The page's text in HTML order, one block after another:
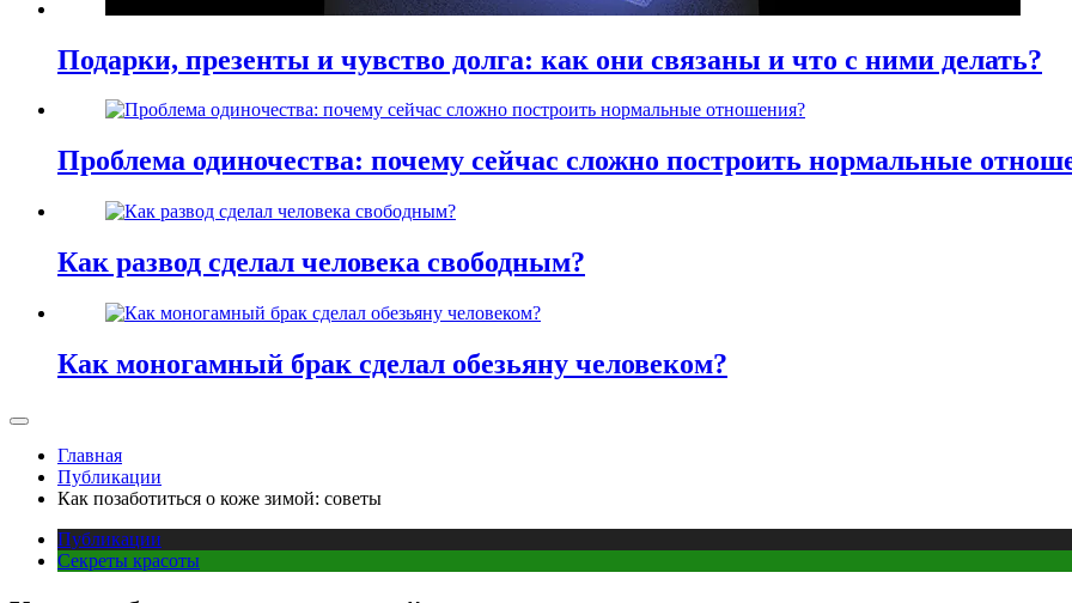
Подарки, презенты и чувство долга: как они связаны и что с ними делать?
Проблема одиночества: почему сейчас сложно построить нормальные
Как развод сделал человека свободным?
Как моногамный брак сделал обезьяну человеком?
Главная
Публикации
Как позаботиться о коже зимой: советы
Публикации
Секреты красоты